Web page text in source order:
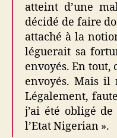
atteint d’une
décidé de faire
attaché à la
léguerait sa
envoyés. En tout,
envoyés. Mais il
Légalement,
j’ai été obligé
l’Etat Nigerian ».